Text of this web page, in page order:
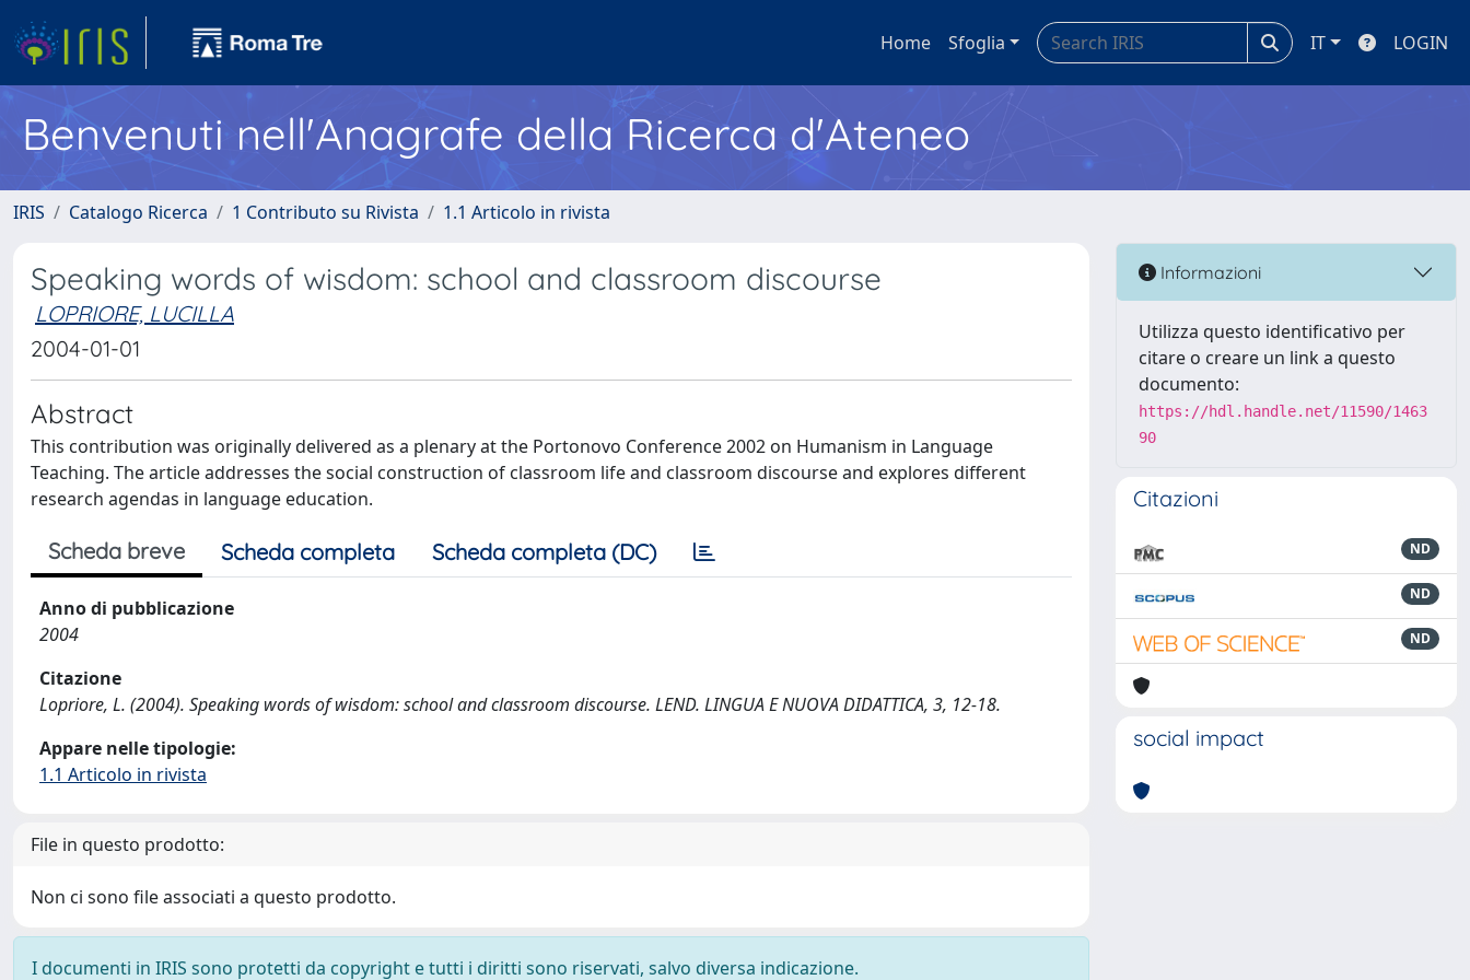
Home Sfoglia IT LOGIN
Benvenuti nell'Anagrafe della Ricerca d'Ateneo
IRIS Catalogo Ricerca 1 Contributo su Rivista 1.1 Articolo in rivista
Speaking words of wisdom: school and classroom discourse
LOPRIORE, LUCILLA
2004-01-01
Abstract
This contribution was originally delivered as a plenary at the Portonovo Conference 2002 on Humanism in Language
Teaching. The article addresses the social construction of classroom life and classroom discourse and explores different
research agendas in language education.
Scheda breve Scheda completa Scheda completa (DC)
Anno di pubblicazione
2004
Citazione
Lopriore, L. (2004). Speaking words of wisdom: school and classroom discourse. LEND. LINGUA E NUOVA DIDATTICA, 3, 12-18.
Appare nelle tipologie:
1.1 Articolo in rivista
File in questo prodotto:
Non ci sono file associati a questo prodotto.
I documenti in IRIS sono protetti da copyright e tutti i diritti sono riservati, salvo diversa indicazione.
Informazioni
Utilizza questo identificativo per
citare o creare un link a questo
documento:
https://hdl.handle.net/11590/1463
90
Citazioni
ND
ND
ND
social impact